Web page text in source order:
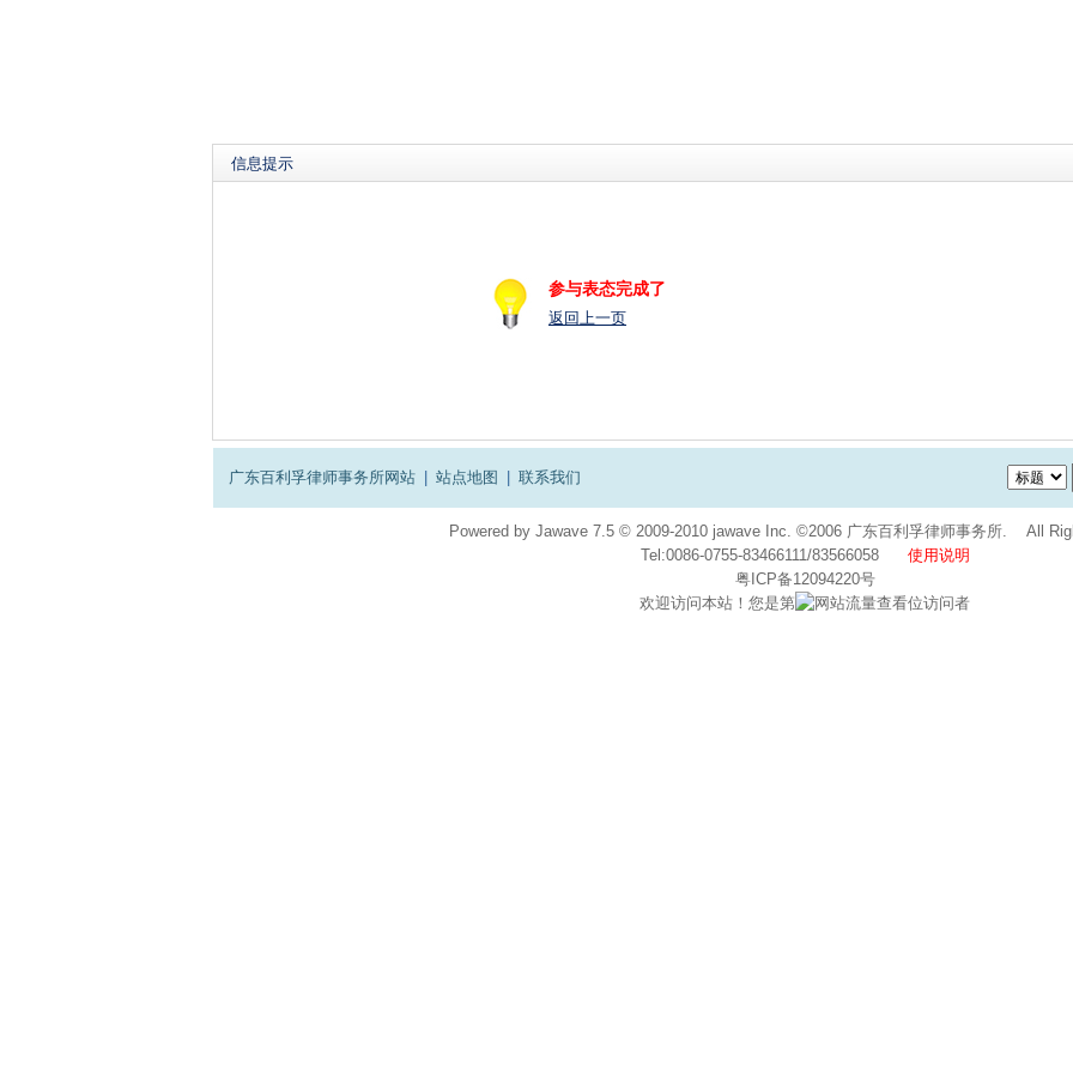
信息提示
参与表态完成了
返回上一页
广东百利孚律师事务所网站 站点地图 联系我们
Powered by Jawave 7.5 © 2009-2010 jawave Inc. ©2006 广东百利孚律师事务所. All
Tel:0086-0755-83466111/83566058 使用说明
粤ICP备12094220号
欢迎访问本站！您是第
位访问者